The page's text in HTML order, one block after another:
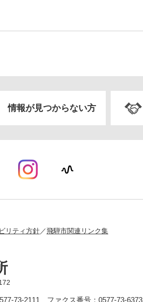
情報が見つからない方
リティ方針 飛騨市関連リンク集
73-2111 ファクス番号：0577-73-6373